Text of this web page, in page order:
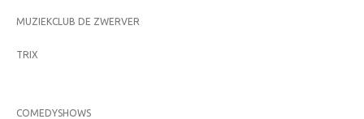
MUZIEKCLUB DE ZWERVER
TRIX
COMEDYSHOWS